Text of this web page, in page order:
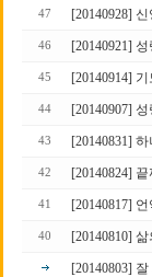
47 [20140928]
46 [20140921]
45 [20140914]
44 [20140907]
43 [20140831]
42 [20140824]
41 [20140817]
40 [20140810]
[20140803]